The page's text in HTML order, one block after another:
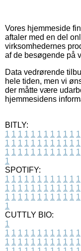
Vores hjemmeside
aftaler med en del
virksomhedernes
af de besøgende på
Data vedrørende
hele tiden, men vi
der måtte være
hjemmesidens
BITLY:
1 1 1 1 1 1 1 1 1 1 1 1
1 1 1 1 1 1 1 1 1 1 1 1
1 1 1 1 1 1 1 1 1 1 1 1
1
SPOTIFY:
1 1 1 1 1 1 1 1 1 1 1 1
1 1 1 1 1 1 1 1 1 1 1 1
1 1 1 1 1 1 1 1 1 1 1 1
1
CUTTLY BIO:
1
1 1 1 1 1 1 1 1 1 1 1 1
1 1 1 1 1 1 1 1 1 1 1 1